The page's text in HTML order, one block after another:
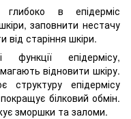
глибоко в епідерміс
заповнити нестачу
від старіння шкіри.
епідермісу,
відновити шкіру.
структуру епідермісу
білковий обмін.
зморшки та заломи.